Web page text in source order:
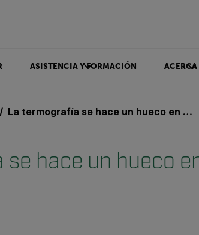
ASISTENCIA Y FORMACIÓN ACERCA
La termografía se hace un hueco en el London Eye
hace un hueco